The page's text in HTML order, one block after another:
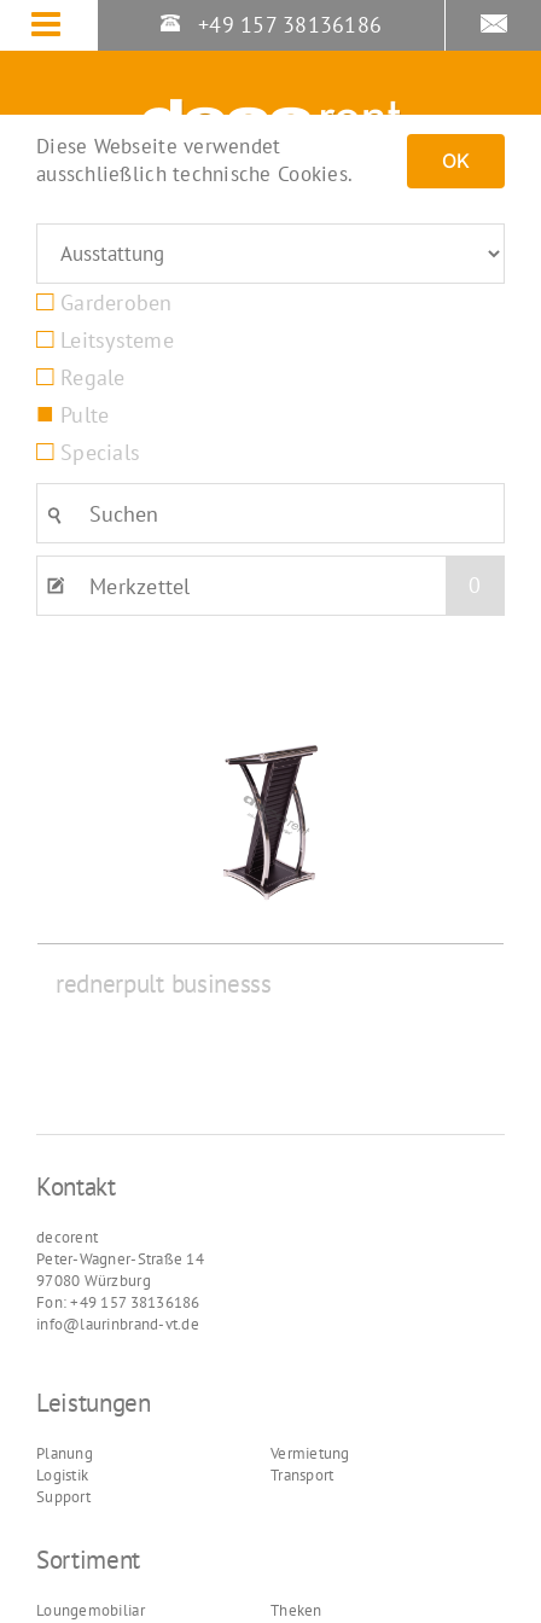
Zum
Inhalt
+49 157 38136186
Garderoben
Leitsysteme
Regale
Pulte
Specials
Merkzettel 0
rednerpult businesss
Diese Webseite verwendet
ausschließlich technische Cookies.
OK
Kontakt
decorent
Peter-Wagner-Straße 14
97080 Würzburg
Fon: +49 157 38136186
info@laurinbrand-vt.de
Leistungen
Planung
Logistik
Support
Vermietung
Transport
Sortiment
Loungemobiliar
Theken